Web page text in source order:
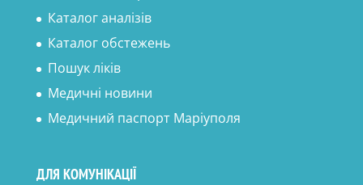
Каталог аналізів
Каталог обстежень
Пошук ліків
Медичні новини
Медичний паспорт Маріуполя
ДЛЯ КОМУНІКАЦІЇ